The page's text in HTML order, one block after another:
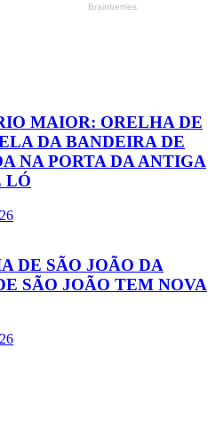
MAIOR: ORELHA DE
DA BANDEIRA DE
NA PORTA DA ANTIGA
LÓ
DE SÃO JOÃO DA
SÃO JOÃO TEM NOVA